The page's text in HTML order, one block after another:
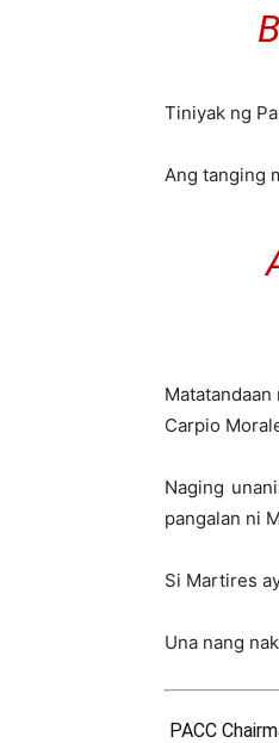
Tiniyak ng
Ang tanging
Carpio
Naging
pangalan ni
Si Martires
Una nang
PACC